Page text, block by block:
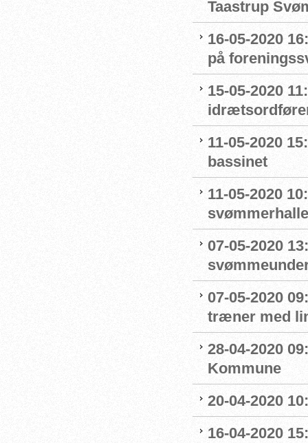
Taastrup
16-05-2020
på
15-05-2020
11-05-2020
bassinet
11-05-2020
07-05-2020
07-05-2020
træner med
28-04-2020
Kommune
20-04-2020
16-04-2020